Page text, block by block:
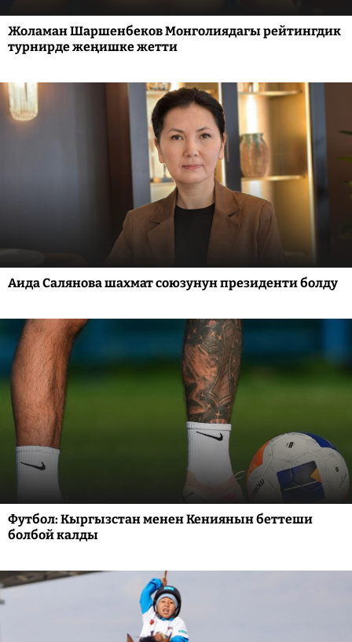
Жоламан Шаршенбеков Монголиядагы рейтингдик
турнирде жеңишке жетти
Аида Салянова шахмат союзунун президенти болду
Футбол: Кыргызстан менен Кениянын беттеши
болбой калды